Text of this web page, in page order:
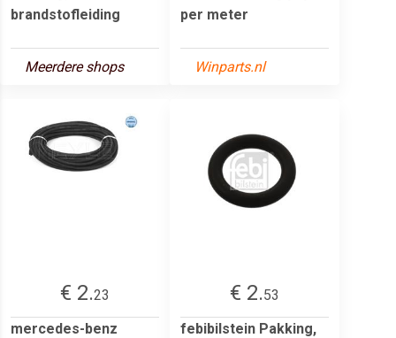
brandstofleiding
Meerdere shops
per meter
Winparts.nl
€ 2.23
mercedes-benz
€ 2.53
febibilstein Pakking,